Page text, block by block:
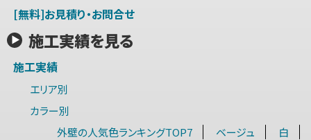
[無料]お見積り・お問合せ
施工実績を見る
施工実績
エリア別
カラー別
外壁の人気色ランキングTOP7
ベージュ
白